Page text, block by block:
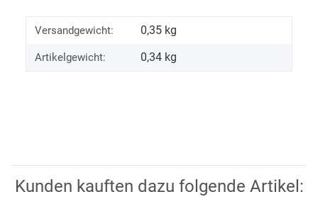
Versandgewicht: 0,35 kg
Artikelgewicht: 0,34 kg
Kunden kauften dazu folgende Artikel: